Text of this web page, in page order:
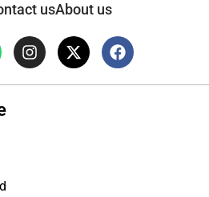
usAbout us